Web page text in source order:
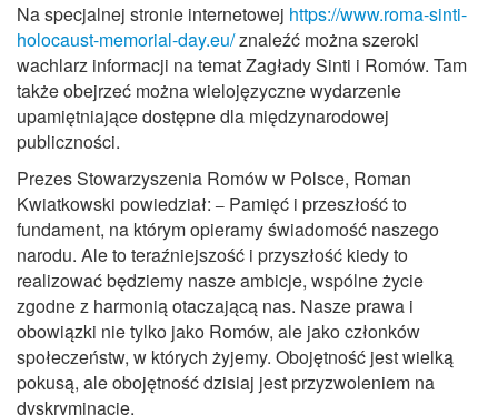
Na specjalnej stronie internetowej https://www.roma-sinti-
holocaust-memorial-day.eu/znaleźć można szeroki
wachlarz informacji na temat Zagłady Sinti i Romów. Tam
także obejrzeć można wielojęzyczne wydarzenie
upamiętniające dostępne dla międzynarodowej
publiczności.
Prezes Stowarzyszenia Romów w Polsce, Roman
Kwiatkowski powiedział: – Pamięć i przeszłość to
fundament, na którym opieramy świadomość naszego
narodu. Ale to teraźniejszość i przyszłość kiedy to
realizować będziemy nasze ambicje, wspólne życie
zgodne z harmonią otaczającą nas. Nasze prawa i
obowiązki nie tylko jako Romów, ale jako członków
społeczeństw, w których żyjemy. Obojętność jest wielką
pokusą, ale obojętność dzisiaj jest przyzwoleniem na
dyskryminację.